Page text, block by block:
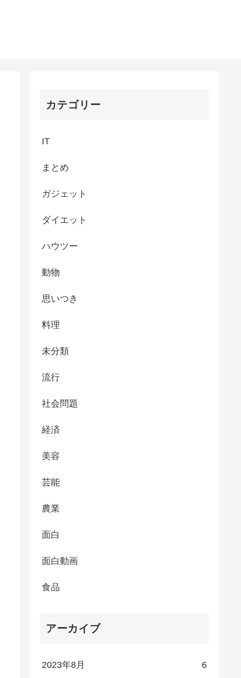
カテゴリー
IT
まとめ
ガジェット
ダイエット
ハウツー
動物
思いつき
料理
未分類
流行
社会問題
経済
美容
芸能
農業
面白
面白動画
食品
アーカイブ
2023年8月 6